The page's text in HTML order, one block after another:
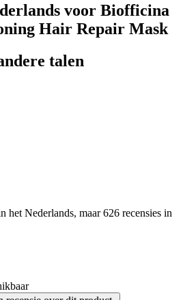
voor Biofficina
Hair Repair Mask
talen
het Nederlands, maar 626 recensies in